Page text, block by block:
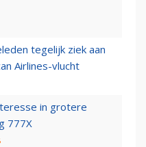
tegelijk ziek aan
Airlines-vlucht
in grotere
777X